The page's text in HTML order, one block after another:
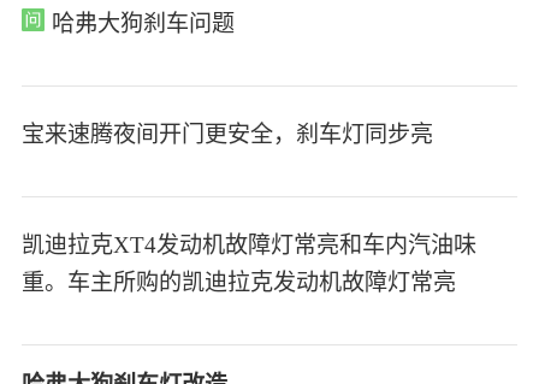
哈弗大狗刹车问题
宝来速腾夜间开门更安全，刹车灯同步亮
凯迪拉克XT4发动机故障灯常亮和车内汽油味
重。车主所购的凯迪拉克发动机故障灯常亮